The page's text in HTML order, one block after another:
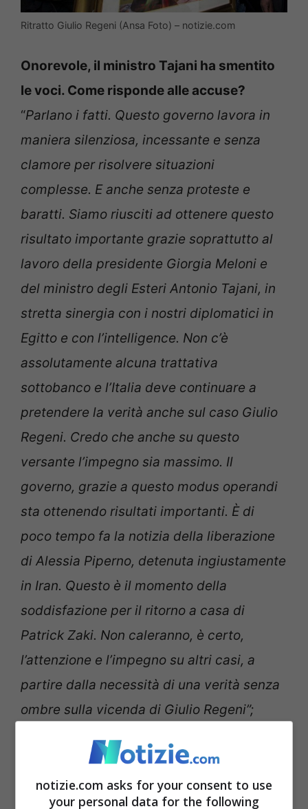
Ritratto Giulio Regeni (Ansa Foto) – notizie.com
Onorevole, il ministro Tajani ha smentito
le voci. Come risponde alle accuse?
“Parlano i fatti. Questo governo lavora in
maniera silenziosa, incessante e senza
clamore per risolvere situazioni
complesse. E anche senza proteste e
baratti. Siamo riusciti ad ottenere questo
risultato importante grazie soprattutto al
lavoro della presidente Giorgia Meloni e
del ministro degli Esteri Antonio Tajani, in
stretta sinergia con i nostri diplomatici in
Egitto e con l’intelligence. Non c’è
assolutamente alcuna trattativa
sottobanco e l’Italia deve continuare a
pretendere la verità anche sul caso Giulio
Regeni. Credo che anche su questo
versante l’impegno sia massimo. Il
governo, grazie a questo modus operandi
sta ottenendo risultati importanti. È di
poco tempo fa la notizia della liberazione
di Alessia Piperno, detenuta ingiustamente
in Iran. Questo è il momento della
soddisfazione per il ritorno a casa di
Patrick Zaki. Non caleranno, è certo,
l’attenzione e l’impegno su altri casi, a
partire dalla necessità di una verità senza
ombre sulla vicenda di Giulio Regeni”;
notizie.com asks for your consent to use
your personal data for the following